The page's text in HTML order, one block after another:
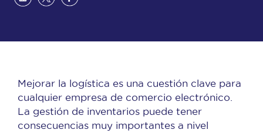
Mejorar la logística es una cuestión clave para
cualquier empresa de comercio electrónico.
La gestión de inventarios puede tener
consecuencias muy importantes a nivel